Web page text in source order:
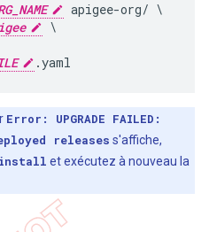
apigee-org/ \
\
Error: UPGRADE FAILED:
releases s'affiche,
install et exécutez à nouveau la